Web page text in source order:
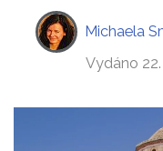
Michaela
Vydáno